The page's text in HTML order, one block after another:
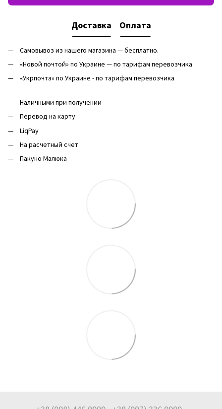
Доставка Оплата
Самовывоз из нашего магазина — бесплатно.
«Новой почтой» по Украине — по тарифам перевозчика
«Укрпочта» по Украине - по тарифам перевозчика
Наличными при получении
Перевод на карту
LiqPay
На расчетный счет
Пакуно Малюка